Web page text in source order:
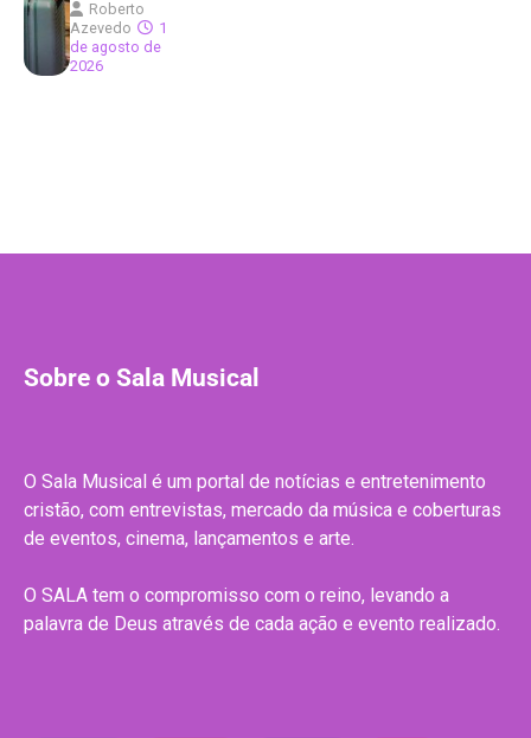
Roberto
Azevedo
1
de agosto de
2026
Sobre o Sala Musical
O Sala Musical é um portal de notícias e entretenimento
cristão, com entrevistas, mercado da música e coberturas
de eventos, cinema, lançamentos e arte.
O SALA tem o compromisso com o reino, levando a
palavra de Deus através de cada ação e evento realizado.